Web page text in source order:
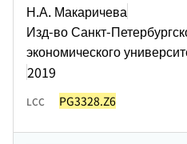
Н.А. Макаричева
Изд-во Санкт-
экономического
2019
LCC PG3328.Z6